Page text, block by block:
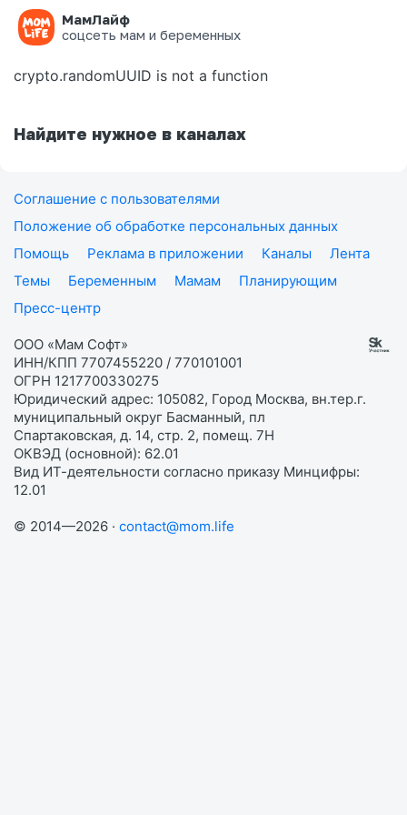
МамЛайф
соцсеть мам и беременных
Ошибка на странице
crypto.randomUUID is not a function
Найдите нужное в каналах
Соглашение с пользователями
Положение об обработке персональных данных
Помощь
Реклама в приложении Каналы
Лента
Темы
Беременным Мамам
Планирующим
Пресс-центр
ООО «Мам Софт»
ИНН/КПП 7707455220 / 770101001
ОГРН 1217700330275
Юридический адрес: 105082, Город Москва, вн.тер.г.
муниципальный округ Басманный, пл
Спартаковская, д. 14, стр. 2, помещ. 7Н
ОКВЭД (основной): 62.01
Вид ИТ-деятельности согласно приказу Минцифры:
12.01
© 2014—2026 · contact@mom.life